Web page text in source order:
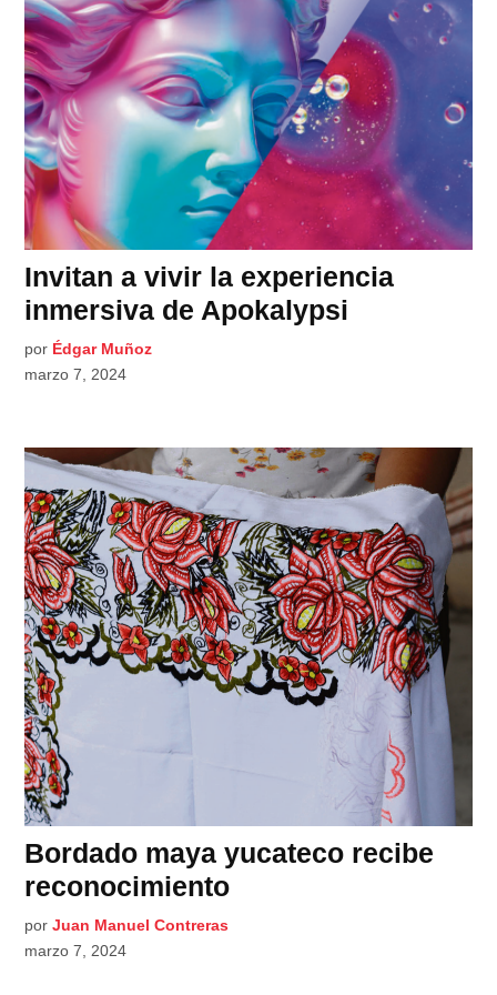
Invitan a vivir la experiencia
inmersiva de Apokalypsi
por Édgar Muñoz
marzo 7, 2024
Bordado maya yucateco recibe
reconocimiento
por Juan Manuel Contreras
marzo 7, 2024